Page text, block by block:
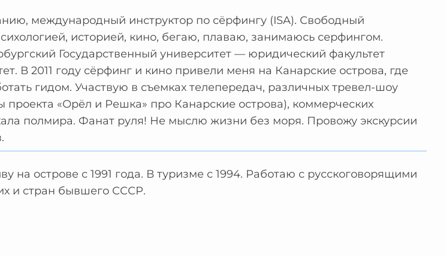
международный инструктор по сёрфингу (ISA). Свободный
историей, кино, бегаю, плаваю, занимаюсь серфингом.
Государственный университет — юридический факультет
В 2011 году сёрфинг и кино привели меня на Канарские острова, где
гидом. Участвую в съемках телепередач, различных тревел-шоу
«Орёл и Решка» про Канарские острова), коммерческих
полмира. Фанат руля! Не мыслю жизни без моря. Провожу экскурсии
на острове с 1991 года. В туризме с 1994. Работаю с русскоговорящими
и стран бывшего СССР.